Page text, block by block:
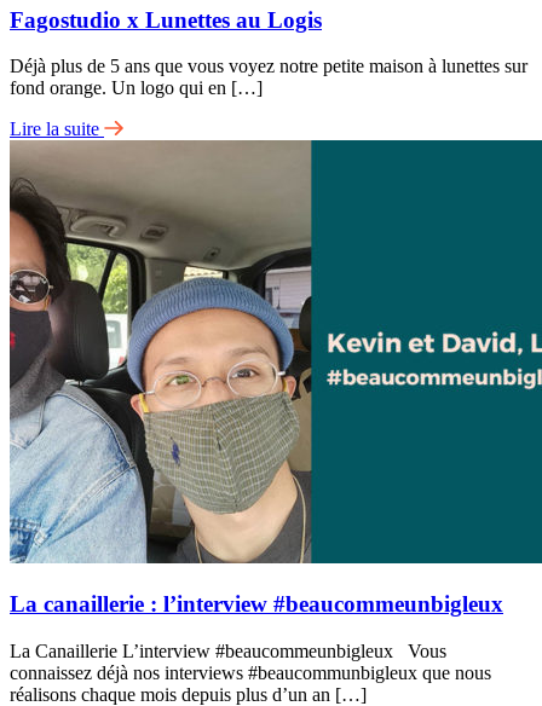
Fagostudio x Lunettes au Logis
Déjà plus de 5 ans que vous voyez notre petite maison à lunettes sur
fond orange. Un logo qui en […]
Lire la suite
La canaillerie : l’interview #beaucommeunbigleux
La Canaillerie L’interview #beaucommeunbigleux Vous
connaissez déjà nos interviews #beaucommunbigleux que nous
réalisons chaque mois depuis plus d’un an […]